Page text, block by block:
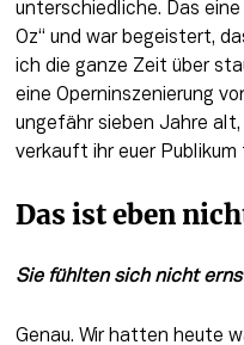
unterschiedliche. Das
Oz“ und war begeistert,
ich die ganze Zeit über
eine Operninszenierung
ungefähr sieben Jahre
verkauft ihr euer
Das ist eben
Sie fühlten sich nicht
Genau. Wir hatten heute